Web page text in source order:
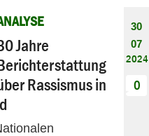
Jahre
Rassismus in
30
07
2024
0